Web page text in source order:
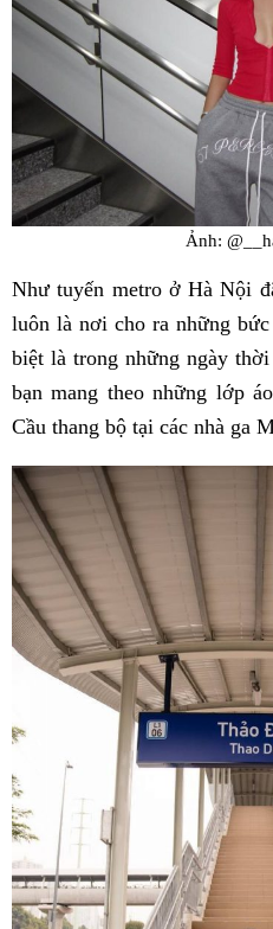
Ảnh:
Như tuyến metro ở Hà Nội
luôn là nơi cho ra những
biệt là trong những ngày
bạn mang theo những lớp
Cầu thang bộ tại các nhà ga